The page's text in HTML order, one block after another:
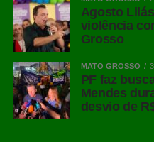
Share
Agosto
violência
Grosso
MATO GROSSO
PF faz
Mendes
desvio de